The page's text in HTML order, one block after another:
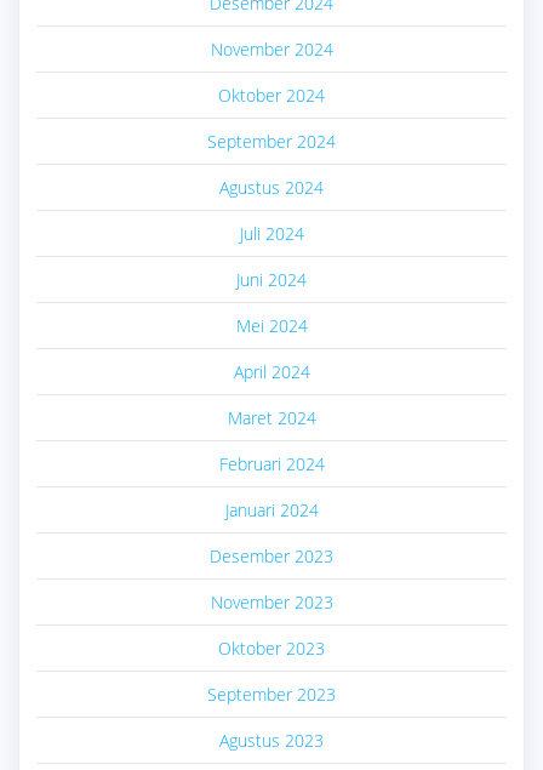
November 2024
Oktober 2024
September 2024
Agustus 2024
Juli 2024
Juni 2024
Mei 2024
April 2024
Maret 2024
Februari 2024
Januari 2024
Desember 2023
November 2023
Oktober 2023
September 2023
Agustus 2023